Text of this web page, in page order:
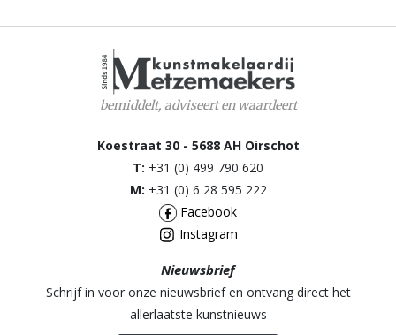
bemiddelt, adviseert en waardeert
Koestraat 30 - 5688 AH Oirschot
T: +31 (0) 499 790 620
M: +31 (0) 6 28 595 222
Facebook
Instagram
Nieuwsbrief
Schrijf in voor onze nieuwsbrief en ontvang direct het
allerlaatste kunstnieuws